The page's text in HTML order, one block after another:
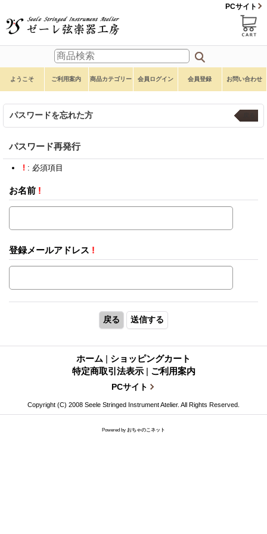
PCサイト
ようこそ ご利用案内 商品カテゴリー 会員ログイン 会員登録 お問い合わせ
パスワードを忘れた方
パスワード再発行
! : 必須項目
お名前 !
登録メールアドレス !
ホーム | ショッピングカート
特定商取引法表示 | ご利用案内
PCサイト
Copyright (C) 2008 Seele Stringed Instrument Atelier. All Rights Reserved.
Powered by おちゃのこネット